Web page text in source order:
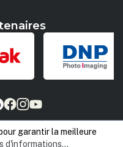
garantir la meilleure
d'informations...